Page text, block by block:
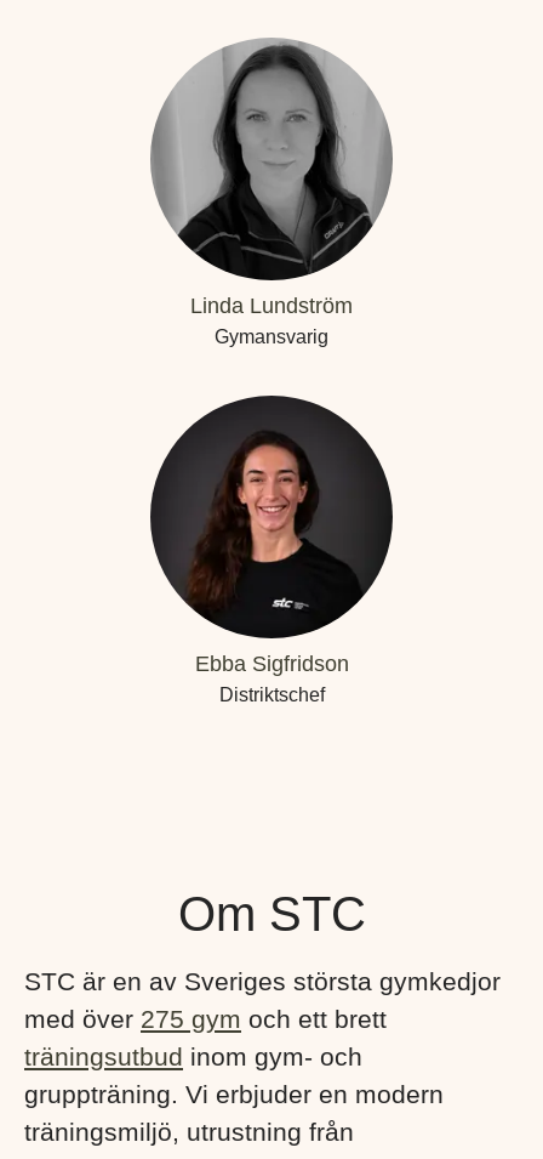
Linda Lundström
Gymansvarig
Ebba Sigfridson
Distriktschef
Om STC
STC är en av Sveriges största gymkedjor
med över 275 gym och ett brett
träningsutbud inom gym- och
gruppträning. Vi erbjuder en modern
träningsmiljö, utrustning från